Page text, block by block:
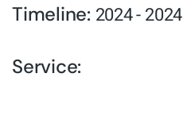
Timeline: 2024 - 2024
Service: